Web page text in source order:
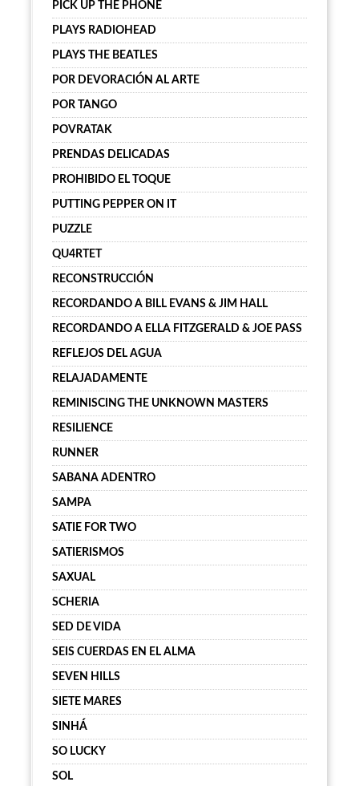
PICK UP THE PHONE
PLAYS RADIOHEAD
PLAYS THE BEATLES
POR DEVORACIÓN AL ARTE
POR TANGO
POVRATAK
PRENDAS DELICADAS
PROHIBIDO EL TOQUE
PUTTING PEPPER ON IT
PUZZLE
QU4RTET
RECONSTRUCCIÓN
RECORDANDO A BILL EVANS & JIM HALL
RECORDANDO A ELLA FITZGERALD & JOE PASS
REFLEJOS DEL AGUA
RELAJADAMENTE
REMINISCING THE UNKNOWN MASTERS
RESILIENCE
RUNNER
SABANA ADENTRO
SAMPA
SATIE FOR TWO
SATIERISMOS
SAXUAL
SCHERIA
SED DE VIDA
SEIS CUERDAS EN EL ALMA
SEVEN HILLS
SIETE MARES
SINHÁ
SO LUCKY
SOL